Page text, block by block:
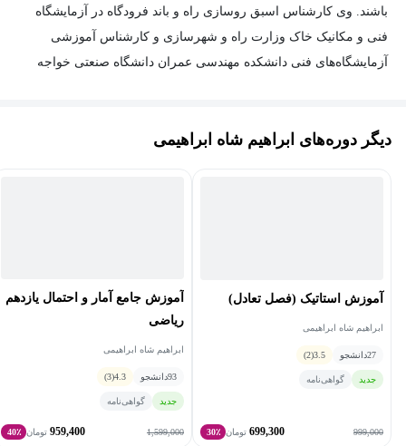
باشند. وی کارشناس اسبق روسازی راه و باند فرودگاه در آزمایشگاه
فنی و مکانیک خاک وزارت راه و شهرسازی و کارشناس آموزشی
آزمایشگاه‌های فنی دانشکده مهندسی عمران دانشگاه صنعتی خواجه
معادلات دیفرانسیل، ریاضیات مهندسی و محاسبات عددی) دارند.
کرد.
دیگر دوره‌های ابراهیم شاه ابراهیمی
آموزش استاتیک (فصل تعادل)
ابراهیم شاه ابراهیمی
27دانشجو 3.5
(2)
جدید گواهی‌نامه
999,000
699,300 تومان 30٪
آموزش جامع آمار و احتمال یازدهم
ریاضی
ابراهیم شاه ابراهیمی
93دانشجو 4.3
(3)
جدید گواهی‌نامه
1,599,000
959,400 تومان 40٪